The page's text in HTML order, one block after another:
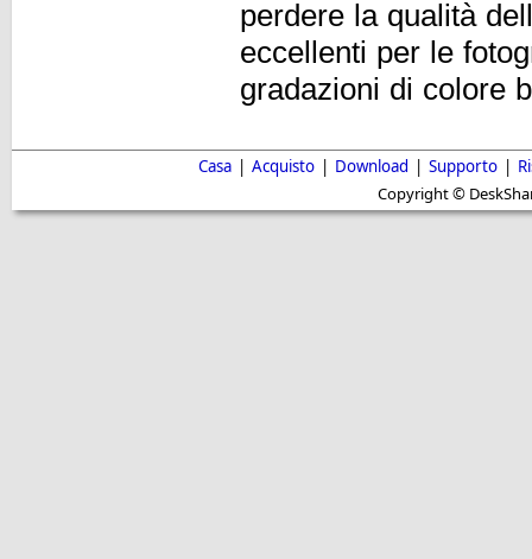
perdere la qualità
eccellenti per le
gradazioni di colore
Casa | Acquisto | Download | Supporto |
Copyright ©